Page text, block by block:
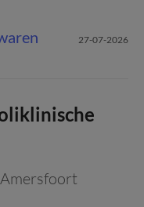
27-07-2026
Amersfoort